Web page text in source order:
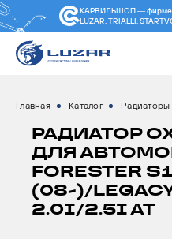
КАРВИЛЬШОП —
LUZAR, TRIALLI,
Главная Каталог Радиаторы
РАДИАТОР
ДЛЯ
FORESTER
(08-)/
2.0I/2.5I AT